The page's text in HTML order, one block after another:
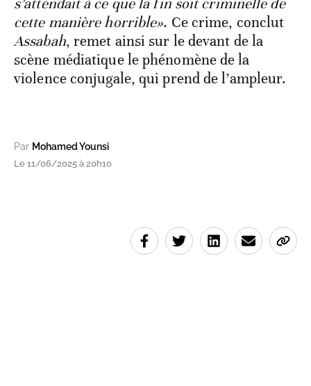
s’attendait à ce que la fin soit criminelle de
cette manière horrible». Ce crime, conclut
Assabah, remet ainsi sur le devant de la
scène médiatique le phénomène de la
violence conjugale, qui prend de l’ampleur.
Par Mohamed Younsi
Le 11/06/2025 à 20h10